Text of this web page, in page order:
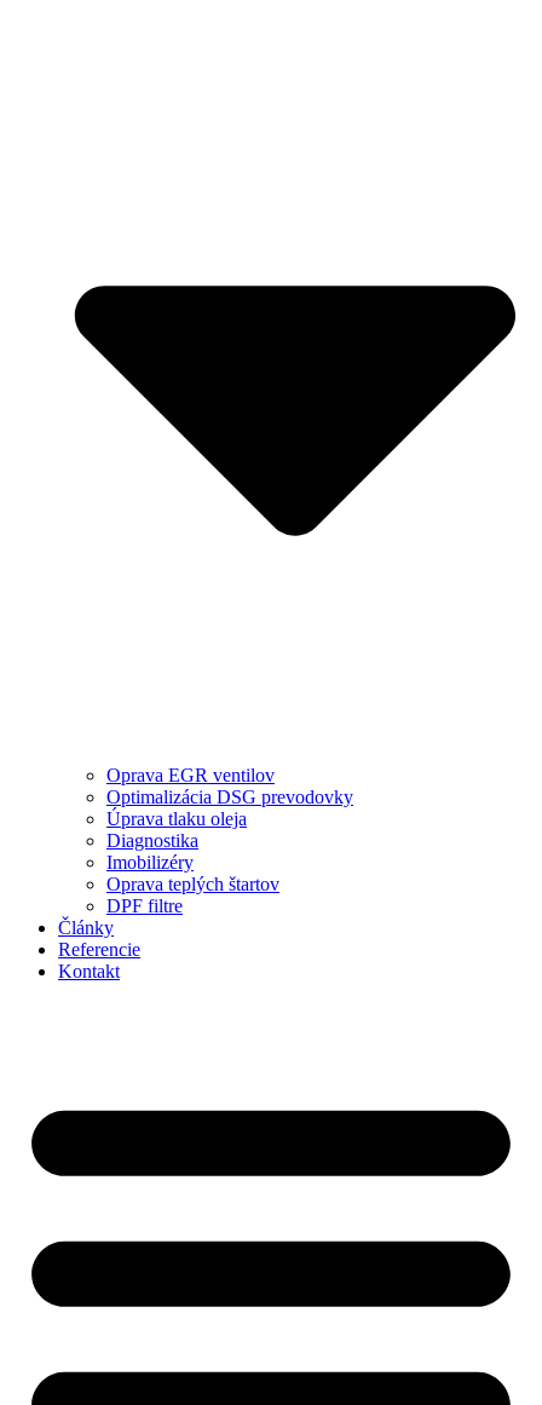
Oprava EGR ventilov
Optimalizácia DSG prevodovky
Úprava tlaku oleja
Diagnostika
Imobilizéry
Oprava teplých štartov
DPF filtre
Články
Referencie
Kontakt